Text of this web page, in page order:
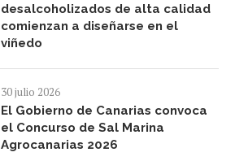
desalcoholizados de alta calidad
comienzan a diseñarse en el
viñedo
30 julio 2026
El Gobierno de Canarias convoca
el Concurso de Sal Marina
Agrocanarias 2026